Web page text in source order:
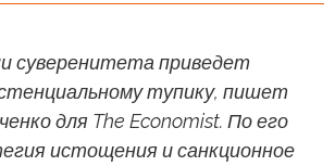
суверенитета приведет
тупику, пишет
для The Economist. По его
истощения и санкционное